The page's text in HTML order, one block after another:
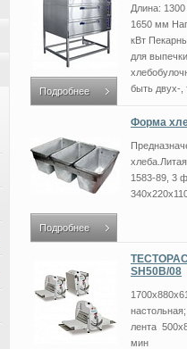
Подробнее
Длина:
1650 мм
кВт
для
быть двух-,
Подробнее
Форма
1583-89, 3
SH50В/08
лента
мин